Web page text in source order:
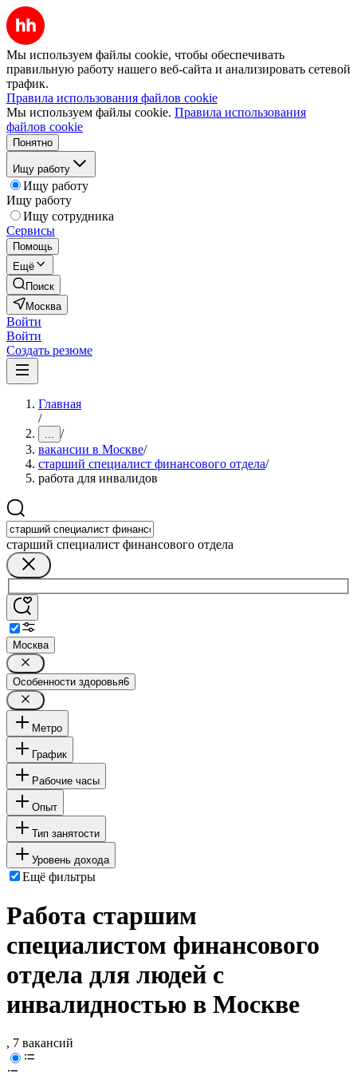
Мы используем файлы cookie, чтобы обеспечивать
правильную работу нашего веб-сайта и анализировать сетевой
трафик.
Правила использования файлов cookie
Мы используем файлы cookie. Правила использования
файлов cookie
Понятно
Ищу работу
Ищу работу
Ищу работу
Ищу сотрудника
Сервисы
Помощь
Ещё
Поиск
Москва
Войти
Войти
Создать резюме
Главная
/
... /
вакансии в Москве/
старший специалист финансового отдела/
работа для инвалидов
старший специалист финансового отдела
Москва
Особенности здоровья6
Метро
График
Рабочие часы
Опыт
Тип занятости
Уровень дохода
Ещё фильтры
Работа старшим
специалистом финансового
отдела для людей с
инвалидностью в Москве
, 7 вакансий